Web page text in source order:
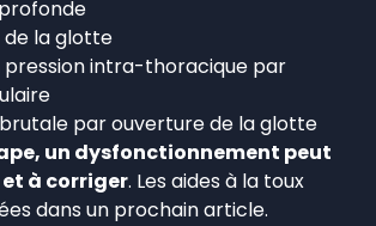
la glotte
pression intra-thoracique par
par ouverture de la glotte
un dysfonctionnement peut
à corriger. Les aides à la toux
dans un prochain article.